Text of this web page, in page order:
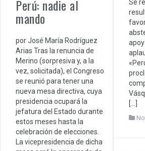
Se
[…]
Perú: nadie al
mando
por José María Rodríguez
Arias Tras la renuncia de
Merino (sorpresiva y, a la
vez, solicitada), el Congreso
se reunió para tener una
nueva mesa directiva, cuya
presidencia ocupará la
jefatura del Estado durante
estos meses hasta la
celebración de elecciones.
La vicepresidencia de dicha